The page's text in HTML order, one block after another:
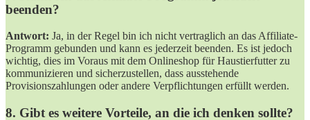
beenden?
Antwort: Ja, in der Regel bin ich nicht vertraglich an das Affiliate-
Programm gebunden und kann es jederzeit beenden. Es ist jedoch
wichtig, dies im Voraus mit dem Onlineshop für Haustierfutter zu
kommunizieren und sicherzustellen, dass ausstehende
Provisionszahlungen oder andere Verpflichtungen erfüllt werden.
8. Gibt es weitere Vorteile, an die ich denken sollte?